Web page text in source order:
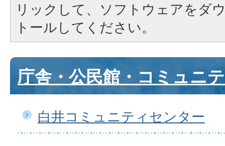
リックして、ソフトウェアをダ
トールしてください。
庁舎・公民館・コミュニ
白井コミュニティセンター